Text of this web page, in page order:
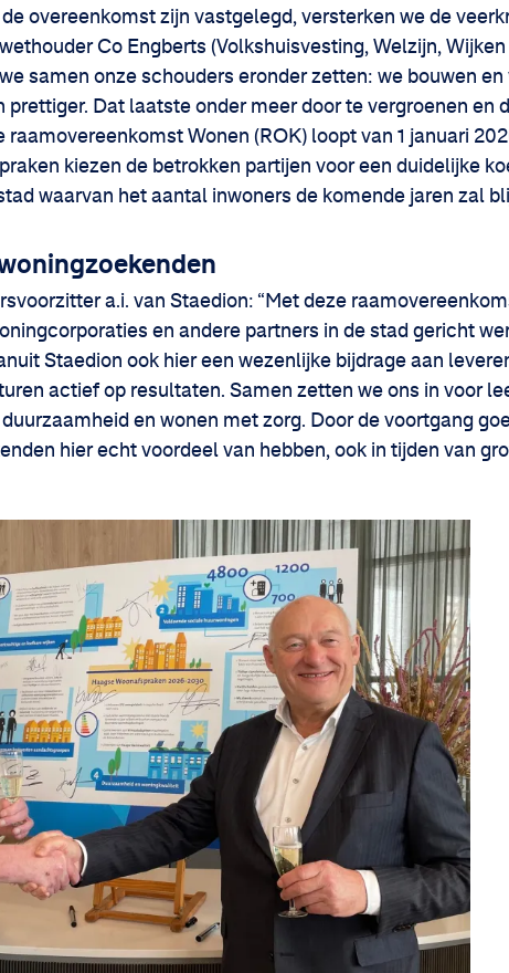
overeenkomst zijn vastgelegd, versterken we de
Co Engberts (Volkshuisvesting, Welzijn, Wijken
samen onze schouders eronder zetten: we bouwen
prettiger. Dat laatste onder meer door te vergroenen en
raamovereenkomst Wonen (ROK) loopt van 1 januari
kiezen de betrokken partijen voor een duidelijke
waarvan het aantal inwoners de komende jaren zal
a.i. van Staedion: “Met deze
en andere partners in de stad gericht
Staedion ook hier een wezenlijke bijdrage aan
actief op resultaten. Samen zetten we ons in voor
en wonen met zorg. Door de voortgang
hier echt voordeel van hebben, ook in tijden van